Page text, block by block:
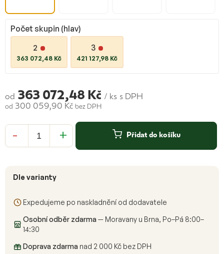
Počet skupin (hlav)
2
363 072,48 Kč
3
421 127,98 Kč
Dle varianty
Expedujeme po naskladnění od dodavatele
Osobní odběr zdarma— Moravany u Brna, Po–Pá 8:00–
14:30
Doprava zdarma nad 2 000 Kč bez DPH
od 363 072,48 Kč / ks s DPH
od 300 059,90 Kč bez DPH
cena:
Přidat do košíku